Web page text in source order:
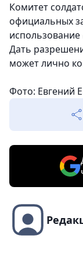
Комитет
официальных
Дать
может лично
Фото: Евгений